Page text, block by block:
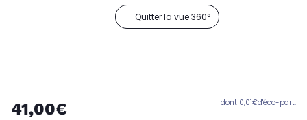
Quitter la vue 360°
41,00€ dont 0,01€d'éco-part.